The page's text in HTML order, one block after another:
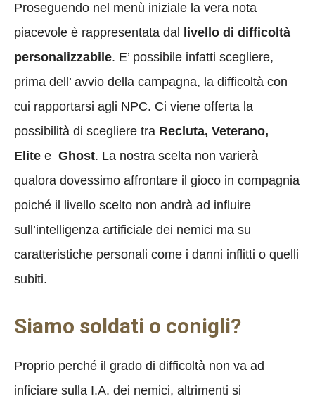
Proseguendo nel menù iniziale la vera nota
piacevole è rappresentata dal
livello di difficoltà
personalizzabile. E’ possibile infatti scegliere,
prima dell’ avvio della campagna, la difficoltà con
cui rapportarsi agli NPC. Ci viene offerta la
possibilità di scegliere tra Recluta, Veterano,
Elite e Ghost. La nostra scelta non varierà
qualora dovessimo affrontare il gioco in compagnia
poiché il livello scelto non andrà ad influire
sull’intelligenza artificiale dei nemici ma su
caratteristiche personali come i danni inflitti o quelli
subiti.
Siamo soldati o conigli?
Proprio perché il grado di difficoltà non va ad
inficiare sulla I.A. dei nemici, altrimenti si